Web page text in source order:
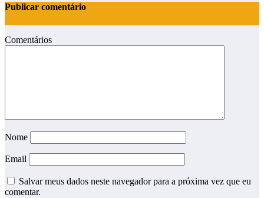
Publicar comentário
Comentários
Nome
Email
Salvar meus dados neste navegador para a próxima vez que eu
comentar.